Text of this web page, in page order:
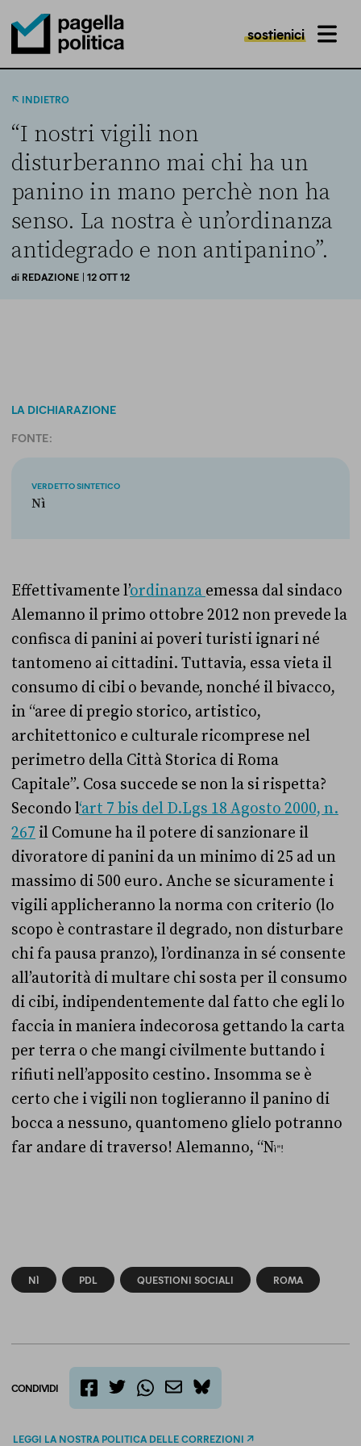
Pagella Politica Logo
sostienici MENU
INDIETRO
“I nostri vigili non
disturberanno mai chi ha un
panino in mano perchè non ha
senso. La nostra è un’ordinanza
antidegrado e non antipanino”.
di REDAZIONE | 12 OTT 12
LA DICHIARAZIONE
FONTE:
VERDETTO SINTETICO
Nì
Effettivamente l’ordinanza emessa dal sindaco
Alemanno il primo ottobre 2012 non prevede la
confisca di panini ai poveri turisti ignari né
tantomeno ai cittadini. Tuttavia, essa vieta il
consumo di cibi o bevande, nonché il bivacco,
in “aree di pregio storico, artistico,
architettonico e culturale ricomprese nel
perimetro della Città Storica di Roma
Capitale”. Cosa succede se non la si rispetta?
Secondo l‘art 7 bis del D.Lgs 18 Agosto 2000, n.
267 il Comune ha il potere di sanzionare il
divoratore di panini da un minimo di 25 ad un
massimo di 500 euro. Anche se sicuramente i
vigili applicheranno la norma con criterio (lo
scopo è contrastare il degrado, non disturbare
chi fa pausa pranzo), l’ordinanza in sé consente
all’autorità di multare chi sosta per il consumo
di cibi, indipendentemente dal fatto che egli lo
faccia in maniera indecorosa gettando la carta
per terra o che mangi civilmente buttando i
rifiuti nell’apposito cestino. Insomma se è
certo che i vigili non toglieranno il panino di
bocca a nessuno, quantomeno glielo potranno
far andare di traverso! Alemanno, “Nì”!
NÌ PDL QUESTIONI SOCIALI ROMA
CONDIVIDI
bluesky
LEGGI LA NOSTRA POLITICA DELLE CORREZIONI